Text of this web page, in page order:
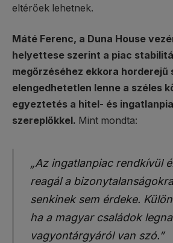
eltérőek lehetnek.
Máté Ferenc, a Duna House
helyettese szerint a piac
megőrzéséhez ekkora horderejű
elengedhetetlen lenne a széles
egyeztetés a hitel- és
szereplőkkel. Mint mondta:
„Az ingatlanpiac rendkívül
reagál a
senkinek sem érdeke.
ha a magyar családok
vagyontárgyáról van szó.”